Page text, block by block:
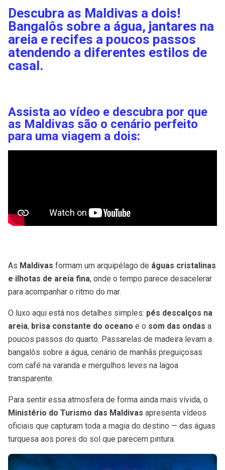
Descubra as Maldivas a dois!
Bangalôs sobre a água, jantares na
areia e recifes a poucos passos
atendendo a diferentes estilos de
casal.
Assista ao vídeo e descubra por que
as Maldivas são o cenário perfeito
para uma viagem a dois:
As Maldivas formam um arquipélago de águas cristalinas
e ilhotas de areia fina, onde o tempo parece desacelerar
para acompanhar o ritmo do mar.
O luxo aqui está nos detalhes simples: pés descalços na
areia, brisa constante do oceano e o som das ondas a
poucos passos do quarto. Passarelas de madeira levam a
bangalôs sobre a água, cenário de manhãs preguiçosas
com café na varanda e mergulhos leves na lagoa
transparente.
Para sentir essa atmosfera de forma ainda mais vívida, o
Ministério do Turismo das Maldivas apresenta vídeos
oficiais que capturam toda a magia do destino — das águas
turquesa aos pores do sol que parecem pintura.